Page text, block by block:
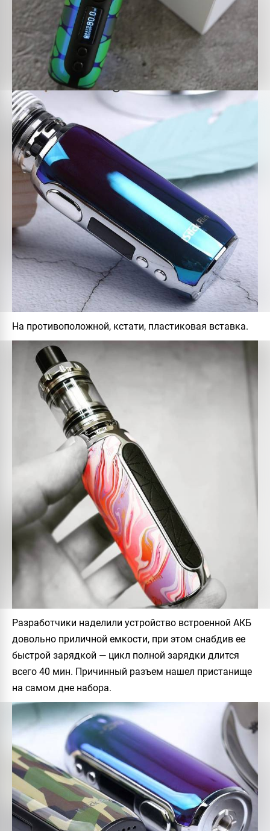
На противоположной, кстати, пластиковая вставка.
Разработчики наделили устройство встроенной АКБ
довольно приличной емкости, при этом снабдив ее
быстрой зарядкой — цикл полной зарядки длится
всего 40 мин. Причинный разъем нашел пристанище
на самом дне набора.